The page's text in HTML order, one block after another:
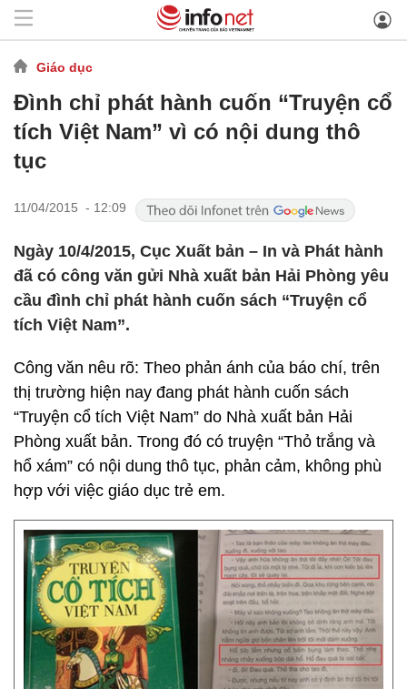
Giáo dục
Đình chỉ phát hành cuốn “Truyện cổ
tích Việt Nam” vì có nội dung thô
tục
11/04/2015 - 12:09
Ngày 10/4/2015, Cục Xuất bản – In và Phát hành
đã có công văn gửi Nhà xuất bản Hải Phòng yêu
cầu đình chỉ phát hành cuốn sách “Truyện cổ
tích Việt Nam”.
Công văn nêu rõ: Theo phản ánh của báo chí, trên
thị trường hiện nay đang phát hành cuốn sách
“Truyện cổ tích Việt Nam” do Nhà xuất bản Hải
Phòng xuất bản. Trong đó có truyện “Thỏ trắng và
hổ xám” có nội dung thô tục, phản cảm, không phù
hợp với việc giáo dục trẻ em.